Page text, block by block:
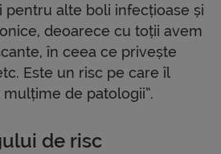
pentru alte boli infecțioase și
deoarece cu toții avem
în ceea ce privește
Este un risc pe care îl
de patologii”.
de risc